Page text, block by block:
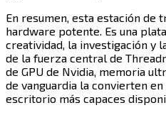
En resumen, esta estación de
hardware potente. Es una
creatividad, la investigación y
de la fuerza central de
de GPU de Nvidia, memoria
de vanguardia la convierten
escritorio más capaces disponibles en 2025.​​​​‌